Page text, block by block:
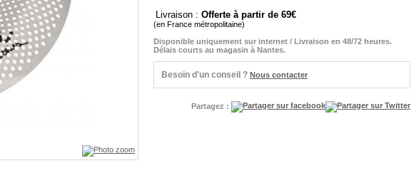
Livraison : Offerte à partir de 69
(en France métropolitaine)
Disponible uniquement sur internet / Livraison en 48/72 heures.
Délais courts au magasin à Nantes.
Besoin d'un conseil ? Nous contacter
Partagez :